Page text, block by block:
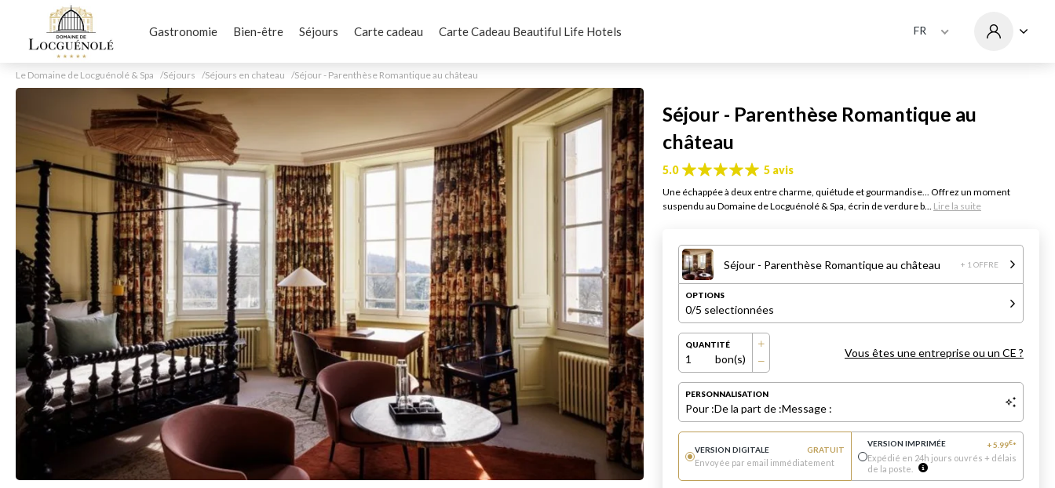
Gastronomie Bien-être Séjours Carte cadeau Carte Cadeau Beautiful Life Hotels FR
Le Domaine de Locguénolé & Spa Séjours Séjours en chateau Séjour - Parenthèse Romantique au château
Séjour - Parenthèse Romantique au
château
5.0 5 avis
Une échappée à deux entre charme, quiétude et gourmandise... Offrez un moment
suspendu au Domaine de Locguénolé & Spa, écrin de verdure b... Lire la suite
Séjour - Parenthèse Romantique au château + 1 OFFRE
OPTIONS
0/5 selectionnées
QUANTITÉ
1 bon(s) Vous êtes une entreprise ou un CE ?
PERSONNALISATION
Pour :De la part de :Message :
VERSION DIGITALE GRATUIT
Envoyée par email immédiatement
VERSION IMPRIMÉE +5.99€*
Expédié en 24h jours ouvrés + délais
de la poste.